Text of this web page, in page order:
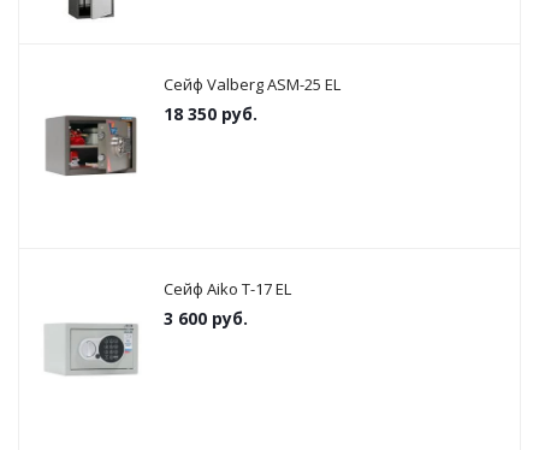
Сейф Valberg ASM-25 EL
18 350 руб.
Сейф Aiko T-17 EL
3 600 руб.